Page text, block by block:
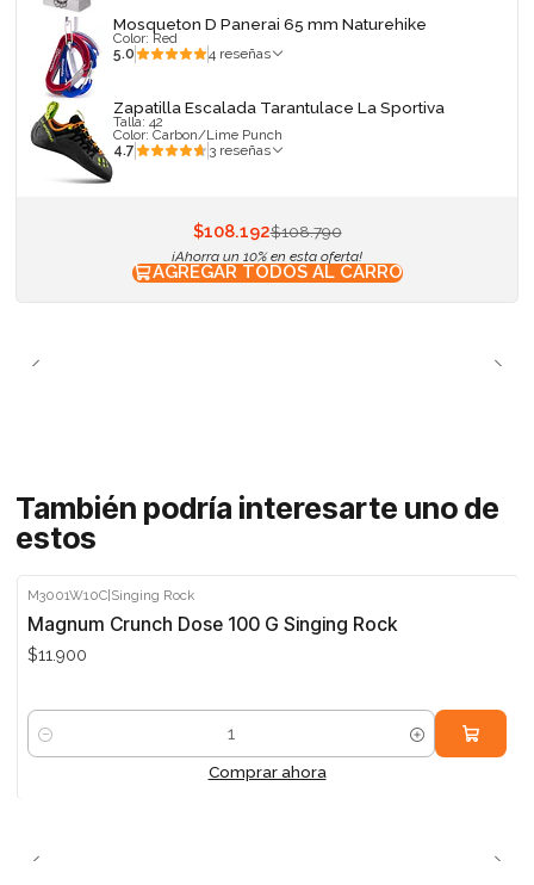
Mosqueton D Panerai 65 mm Naturehike
Color: Red
5.0
4 reseñas
Zapatilla Escalada Tarantulace La Sportiva
Talla: 42
Color: Carbon/Lime Punch
4.7
3 reseñas
$108.192$108.790
¡Ahorra un 10% en esta oferta!
AGREGAR TODOS AL CARRO
También podría interesarte uno de
estos
M3001W10C|Singing Rock
Magnum Crunch Dose 100 G Singing Rock
$11.900
Cantidad
Comprar ahora